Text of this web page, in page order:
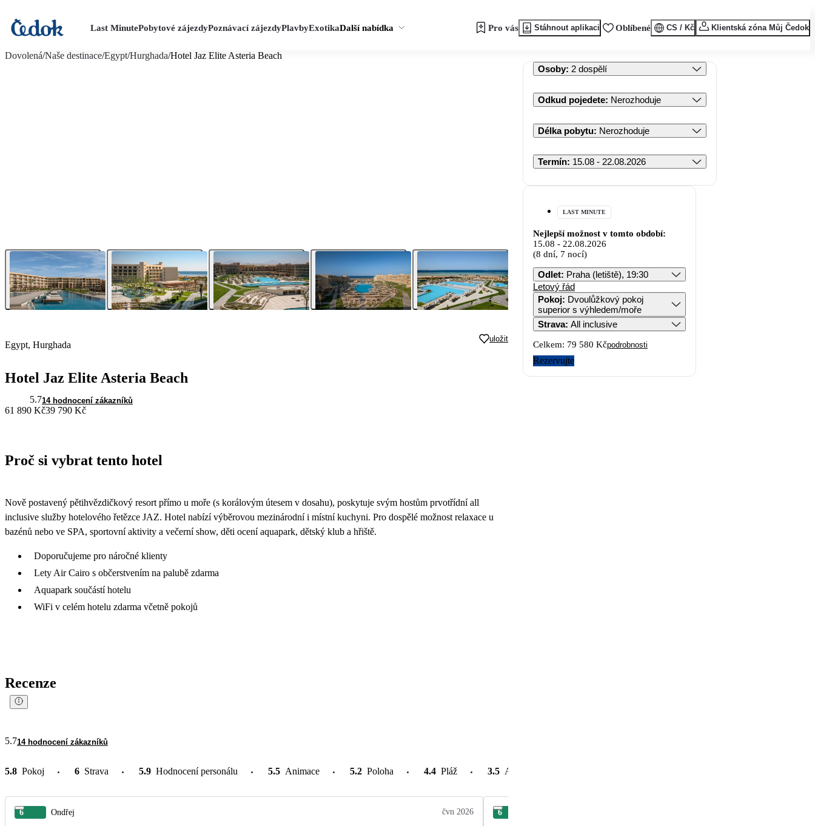
Last MinutePobytové zájezdyPoznávací zájezdyPlavbyExotikaDalší nabídka Pro vás Stáhnout aplikaci Oblíbené CS / Kč Klientská zóna Můj Čedok
Dovolená/Naše destinace/Egypt/Hurghada/Hotel Jaz Elite Asteria Beach
Egypt, Hurghada
uložit
Hotel Jaz Elite Asteria Beach
5.714 hodnocení zákazníků
61 890 Kč39 790 Kč
Proč si vybrat tento hotel
Nově postavený pětihvězdičkový resort přímo u moře (s korálovým útesem v dosahu), poskytuje svým hostům prvotřídní all
inclusive služby hotelového řetězce JAZ. Hotel nabízí výběrovou mezinárodní i místní kuchyni. Pro dospělé možnost relaxace u
bazénů nebo ve SPA, sportovní aktivity a večerní show, děti ocení aquapark, dětský klub a hřiště.
Doporučujeme pro náročné klienty
Lety Air Cairo s občerstvením na palubě zdarma
Aquapark součástí hotelu
WiFi v celém hotelu zdarma včetně pokojů
Recenze
5.714 hodnocení zákazníků
5.8 Pokoj 6 Strava 5.9 Hodnocení personálu 5.5 Animace 5.2 Poloha 4.4 Pláž 3.5 Atrakce v okolí
6 Ondřej čvn 2026 6
Osoby: 2 dospělí
Odkud pojedete: Nerozhoduje
Délka pobytu: Nerozhoduje
Termín: 15.08 - 22.08.2026
LAST MINUTE
Nejlepší možnost v tomto období:
15.08 - 22.08.2026
(8 dní, 7 nocí)
Odlet: Praha (letiště), 19:30
Letový řád
Pokoj: Dvoulůžkový pokoj
superior s výhledem/moře
Strava: All inclusive
Celkem: 79 580 Kčpodrobnosti
Rezervujte